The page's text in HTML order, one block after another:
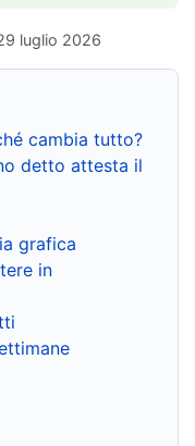
luglio 2026
cambia tutto?
detto attesta il
grafica
in